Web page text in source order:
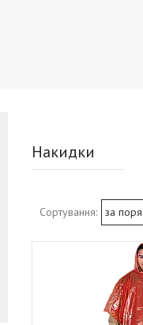
Накидки